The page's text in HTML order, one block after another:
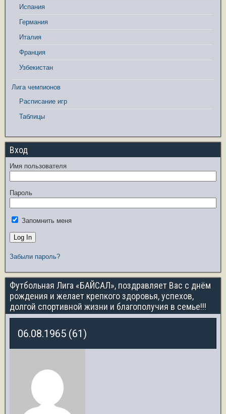
Испания
Германия
Италия
Франция
Узбекистан
Лига чемпионов
Расписание игр
Таблицы
Вход
Имя пользователя
Пароль
Запомнить меня
Забыли пароль?
Футбольная Лига «БАЙСАЛ», поздравляет Вас с днём
рождения и желает крепкого здоровья, успехов,
долгой спортивной жизни и благополучия в семье!!!
06.08.1965 (61)